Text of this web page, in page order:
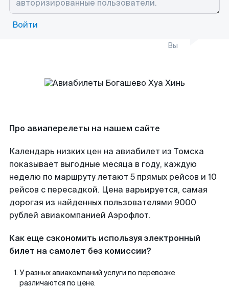
Войти
Вы
Про авиаперелеты на нашем сайте
Календарь низких цен на авиабилет из Томска
показывает выгодные месяца в году, каждую
неделю по маршруту летают 5 прямых рейсов и 10
рейсов с пересадкой. Цена варьируется, самая
дорогая из найденных пользователями 9000
рублей авиакомпанией Аэрофлот.
Как еще сэкономить используя электронный
билет на самолет без комиссии?
У разных авиакомпаний услуги по перевозке
различаются по цене.